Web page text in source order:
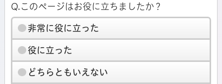
Q.このページはお役に立ちましたか？
非常に役に立った
役に立った
どちらともいえない